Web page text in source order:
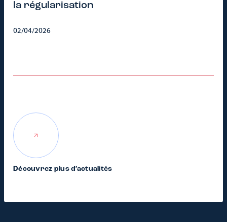
la régularisation
02/04/2026
Découvrez plus d’actualités